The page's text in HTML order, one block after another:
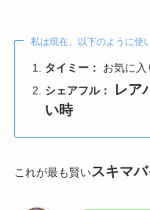
私は現在、以下のように使
タイミー：
お気に
シェアフル：
レア
い時
これが最も賢いスキマ